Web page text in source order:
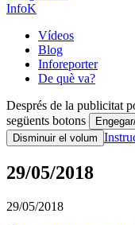
InfoK
Vídeos
Blog
Inforeporter
De què va?
Després de la publicitat
següents botons
Disminuir el volum
29/05/2018
29/05/2018